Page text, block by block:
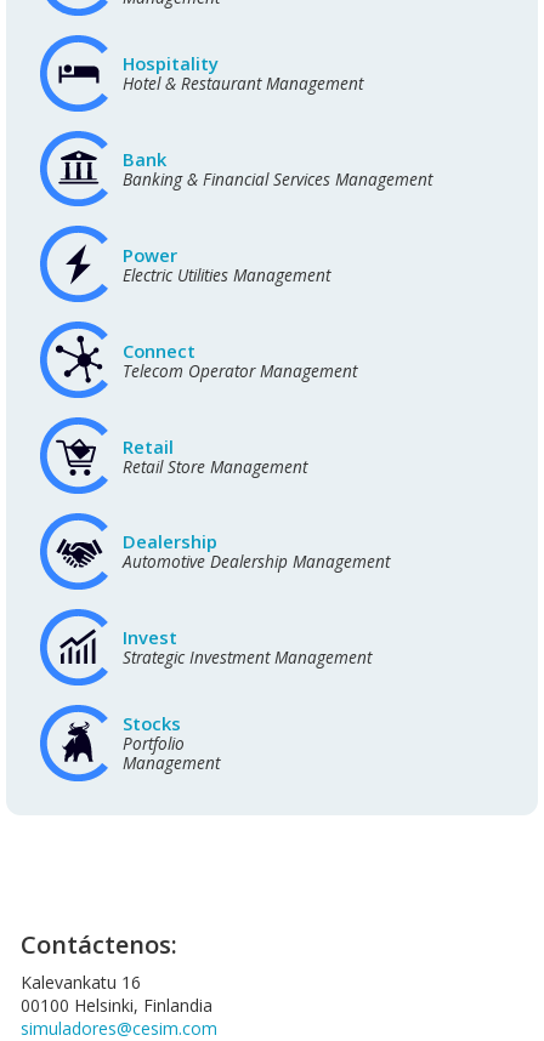
Hospitality
Hotel & Restaurant Management
Bank
Banking & Financial Services Management
Power
Electric Utilities Management
Connect
Telecom Operator Management
Retail
Retail Store Management
Dealership
Automotive Dealership Management
Invest
Strategic Investment Management
Stocks
Portfolio
Management
Contáctenos:
Kalevankatu 16
00100 Helsinki, Finlandia
simuladores@cesim.com